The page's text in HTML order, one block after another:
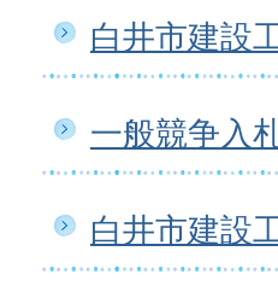
白井市建設
一般競争入
白井市建設